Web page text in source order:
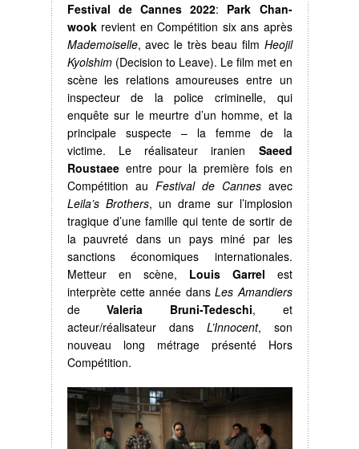
Festival de Cannes 2022: Park Chan-
wookrevient en Compétition six ans après
Mademoiselle, avec le très beau film Heojil
Kyolshim(Decision to Leave). Le film met en
scène les relations amoureuses entre un
inspecteur de la police criminelle, qui
enquête sur le meurtre d’un homme, et la
principale suspecte – la femme de la
victime. Le réalisateur iranien Saeed
Roustaeeentre pour la première fois en
Compétition au Festival de Cannesavec
Leila’s Brothers, un drame sur l’implosion
tragique d’une famille qui tente de sortir de
la pauvreté dans un pays miné par les
sanctions économiques internationales.
Metteur en scène, Louis Garrel est
interprète cette année dansLes Amandiers
deValeria Bruni-Tedeschi, et
acteur/réalisateur dans L’Innocent, son
nouveau long métrage présenté Hors
Compétition.